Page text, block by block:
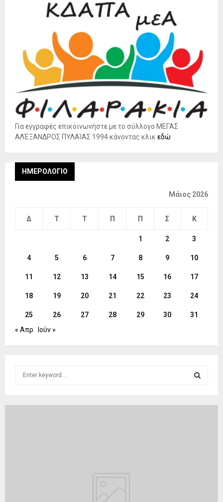
Για εγγραφές επικοινωνήστε με το σύλλογο ΜΕΓΑΣ
ΑΛΈΞΑΝΔΡΟΣ ΠΥΛΑΊΑΣ 1994 κάνοντας κλικ εδώ
ΗΜΕΡΟΛΌΓΙΟ
Μάιος 2026
Δ Τ Τ Π Π Σ Κ
1 2 3
4 5 6 7 8 9 10
11 12 13 14 15 16 17
18 19 20 21 22 23 24
25 26 27 28 29 30
31
« Απρ
Ιούν »